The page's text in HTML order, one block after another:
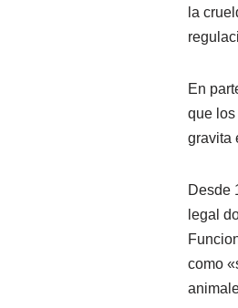
la
En
que
gravita
Desde
legal
como